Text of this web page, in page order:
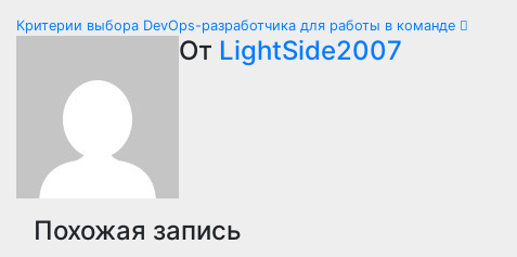
Навигация
записям
Критерии выбора DevOps-разработчика для работы в команде
От LightSide2007
Похожая запись